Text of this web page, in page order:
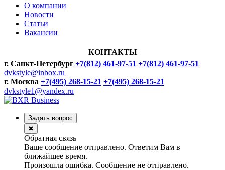
О компании
Новости
Статьи
Вакансии
КОНТАКТЫ
г. Санкт-Петербург +7(812) 461-97-51 +7(812) 461-97-51
dvkstyle@inbox.ru
г. Москва +7(495) 268-15-21 +7(495) 268-15-21
dvkstyle1@yandex.ru
Задать вопрос
✖
Обратная связь
Ваше сообщение отправлено. Ответим Вам в
ближайшее время.
Произошла ошибка. Сообщение не отправлено.